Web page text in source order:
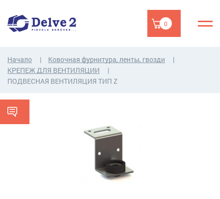
0
Начало
Ковочная фурнитура, ленты, гвозди
КРЕПЕЖ ДЛЯ ВЕНТИЛЯЦИИ
ПОДВЕСНАЯ ВЕНТИЛЯЦИЯ ТИП Z